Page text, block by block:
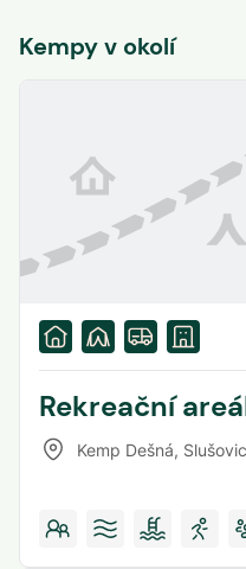
Kempy v okolí
Rekreační
Kemp Dešná,